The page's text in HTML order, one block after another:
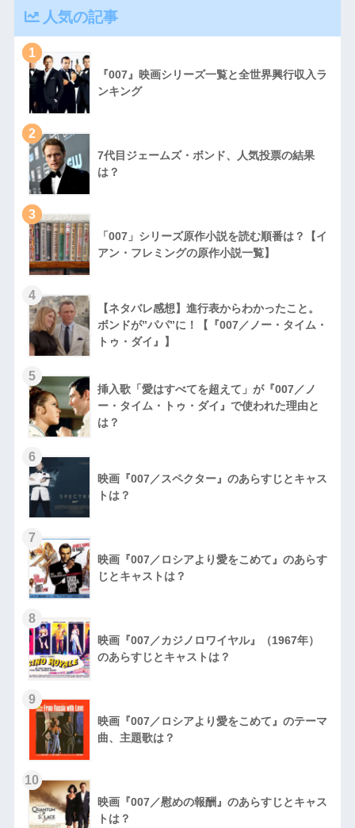
人気の記事
1
『007』映画シリーズ一覧と全世界興行収入ラ
ンキング
2
7代目ジェームズ・ボンド、人気投票の結果
は？
3
「007」シリーズ原作小説を読む順番は？【イ
アン・フレミングの原作小説一覧】
4
【ネタバレ感想】進行表からわかったこと。
ボンドが”パパ”に！【『007／ノー・タイム・
トゥ・ダイ』】
5
挿入歌「愛はすべてを超えて」が『007／ノ
ー・タイム・トゥ・ダイ』で使われた理由と
は？
6
映画『007／スペクター』のあらすじとキャス
トは？
7
映画『007／ロシアより愛をこめて』のあらす
じとキャストは？
8
映画『007／カジノロワイヤル』（1967年）
のあらすじとキャストは？
9
映画『007／ロシアより愛をこめて』のテーマ
曲、主題歌は？
10
映画『007／慰めの報酬』のあらすじとキャス
トは？